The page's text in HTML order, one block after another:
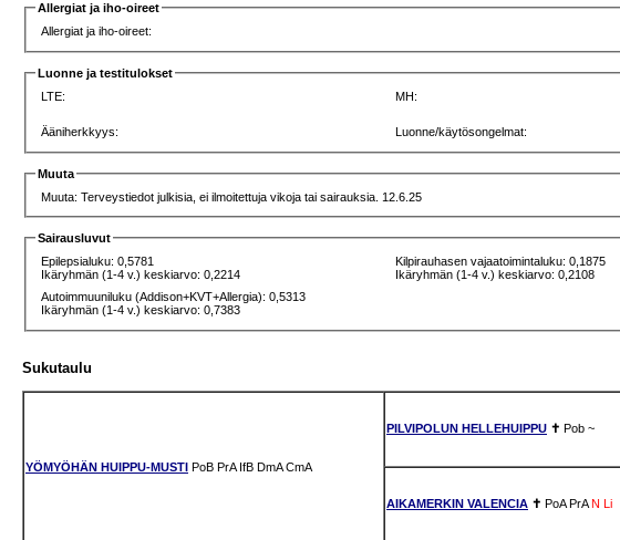
Allergiat ja iho-oireet
Allergiat ja iho-oireet:
Luonne ja testitulokset
LTE:
MH:
Ääniherkkyys:
Luonne/käytösongelmat:
Muuta
Muuta: Terveystiedot julkisia, ei ilmoitettuja vikoja tai sairauksia. 12.6.25
Sairausluvut
Epilepsialuku: 0,5781
Ikäryhmän (1-4 v.) keskiarvo: 0,2214
Kilpirauhasen vajaatoimintaluku: 0,1875
Ikäryhmän (1-4 v.) keskiarvo: 0,2108
Autoimmuuniluku (Addison+KVT+Allergia): 0,5313
Ikäryhmän (1-4 v.) keskiarvo: 0,7383
Sukutaulu
YÖMYÖHÄN HUIPPU-MUSTI PoB PrA IfB DmA CmA
PILVIPOLUN HELLEHUIPPU ✝ Pob ~
AIKAMERKIN VALENCIA ✝ PoA PrA N Li